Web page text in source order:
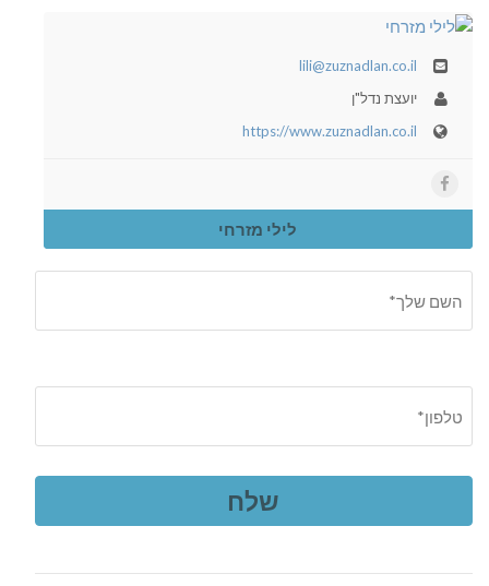
lili@zuznadlan.co.il
יועצת נדל"ן
https://www.zuznadlan.co.il
לילי מזרחי